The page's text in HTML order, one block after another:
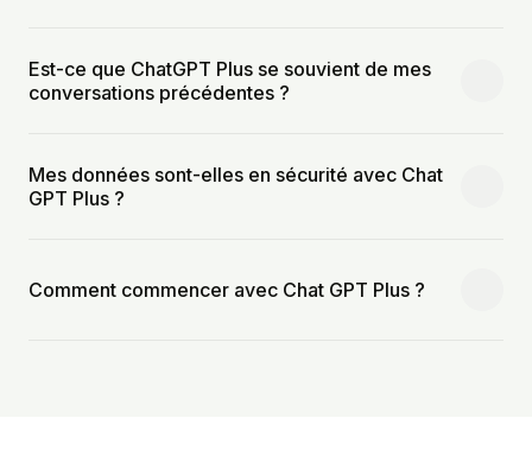
Est-ce que ChatGPT Plus se souvient de mes
conversations précédentes ?
Mes données sont-elles en sécurité avec Chat
GPT Plus ?
Comment commencer avec Chat GPT Plus ?